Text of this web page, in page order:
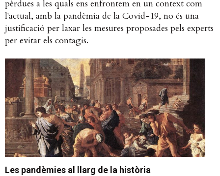
pèrdues a les quals ens enfrontem en un context com
l'actual, amb la pandèmia de la Covid-19, no és una
justificació per laxar les mesures proposades pels experts
per evitar els contagis.
Les pandèmies al llarg de la història